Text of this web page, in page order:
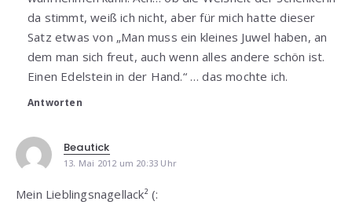
da stimmt, weiß ich nicht, aber für mich hatte dieser
Satz etwas von „Man muss ein kleines Juwel haben, an
dem man sich freut, auch wenn alles andere schön ist.
Einen Edelstein in der Hand.“ … das mochte ich.
Antworten
Beautick
13. Mai 2012 um 20:33 Uhr
Mein Lieblingsnagellack² (: